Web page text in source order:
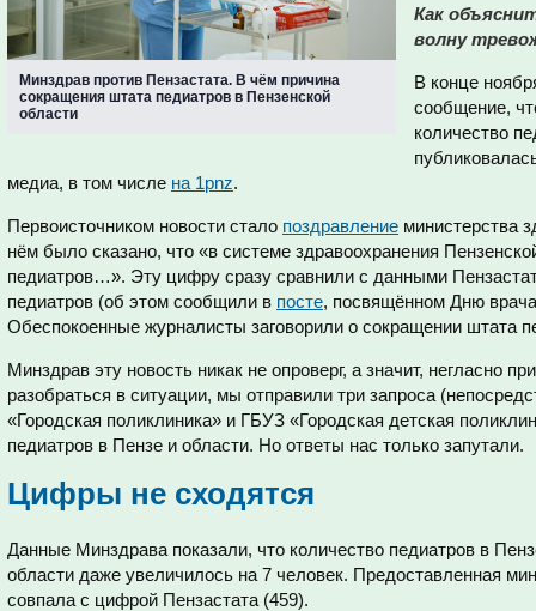
Минздрав против Пензастата. В чём причина
сокращения штата педиатров в Пензенской
области
Как
волну
В конце
сообщение,
количество
медиа, в том числе на 1pnz.
Первоисточником новости стало поздравление министерства
нём было сказано, что «в системе здравоохранения
педиатров…». Эту цифру сразу сравнили с данными
педиатров (об этом сообщили в посте, посвящённом Дню
Обеспокоенные журналисты заговорили о сокращении штата
Минздрав эту новость никак не опроверг, а значит, негласно
разобраться в ситуации, мы отправили три запроса
«Городская поликлиника» и ГБУЗ «Городская детская
педиатров в Пензе и области. Но ответы нас только запутали.
Цифры не сходятся
Данные Минздрава показали, что количество педиатров в
области даже увеличилось на 7 человек. Предоставленная
совпала с цифрой Пензастата (459).